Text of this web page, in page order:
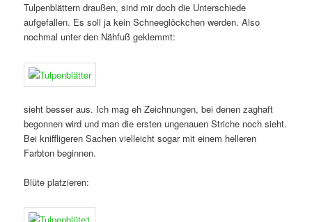
Tulpenblättern draußen, sind mir doch die Unterschiede
aufgefallen. Es soll ja kein Schneeglöckchen werden. Also
nochmal unter den Nähfuß geklemmt:
sieht besser aus. Ich mag eh Zeichnungen, bei denen zaghaft
begonnen wird und man die ersten ungenauen Striche noch sieht.
Bei kniffligeren Sachen vielleicht sogar mit einem helleren
Farbton beginnen.
Blüte platzieren: